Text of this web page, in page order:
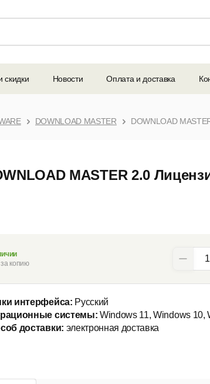
скидки Новости Оплата и доставка
DOWNLOAD MASTER DOWNLOAD
MASTER 2.0
копию
интерфейса: Русский
системы: Windows 11, Windows 10,
доставки: электронная доставка